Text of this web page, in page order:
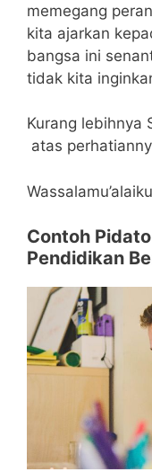
memegang
kita ajarkan
bangsa ini
tidak kita
Kurang lebihnya
atas
Contoh
Pendidikan